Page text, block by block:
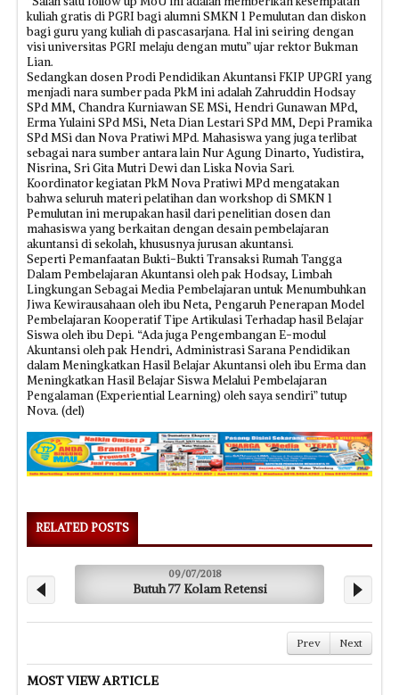
kuliah gratis di PGRI bagi alumni SMKN 1 Pemulutan dan diskon
bagi guru yang kuliah di pascasarjana. Hal ini seiring dengan
visi universitas PGRI melaju dengan mutu” ujar rektor Bukman
Lian.
Sedangkan dosen Prodi Pendidikan Akuntansi FKIP UPGRI yang
menjadi nara sumber pada PkM ini adalah Zahruddin Hodsay
SPd MM, Chandra Kurniawan SE MSi, Hendri Gunawan MPd,
Erma Yulaini SPd MSi, Neta Dian Lestari SPd MM, Depi Pramika
SPd MSi dan Nova Pratiwi MPd. Mahasiswa yang juga terlibat
sebagai nara sumber antara lain Nur Agung Dinarto, Yudistira,
Nisrina, Sri Gita Mutri Dewi dan Liska Novia Sari.
Koordinator kegiatan PkM Nova Pratiwi MPd mengatakan
bahwa seluruh materi pelatihan dan workshop di SMKN 1
Pemulutan ini merupakan hasil dari penelitian dosen dan
mahasiswa yang berkaitan dengan desain pembelajaran
akuntansi di sekolah, khususnya jurusan akuntansi.
Seperti Pemanfaatan Bukti-Bukti Transaksi Rumah Tangga
Dalam Pembelajaran Akuntansi oleh pak Hodsay, Limbah
Lingkungan Sebagai Media Pembelajaran untuk Menumbuhkan
Jiwa Kewirausahaan oleh ibu Neta, Pengaruh Penerapan Model
Pembelajaran Kooperatif Tipe Artikulasi Terhadap hasil Belajar
Siswa oleh ibu Depi. “Ada juga Pengembangan E-modul
Akuntansi oleh pak Hendri, Administrasi Sarana Pendidikan
dalam Meningkatkan Hasil Belajar Akuntansi oleh ibu Erma dan
Meningkatkan Hasil Belajar Siswa Melalui Pembelajaran
Pengalaman (Experiential Learning) oleh saya sendiri” tutup
Nova. (del)
RELATED POSTS
09/07/2018
Butuh 77 Kolam Retensi
Prev Next
MOST VIEW ARTICLE